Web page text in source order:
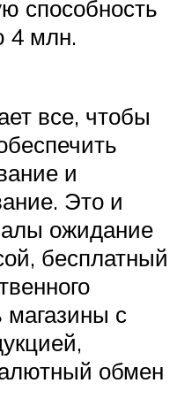
способность
4 млн.
все, чтобы
и
Это и
ожидание
бесплатный
магазины с
обмен